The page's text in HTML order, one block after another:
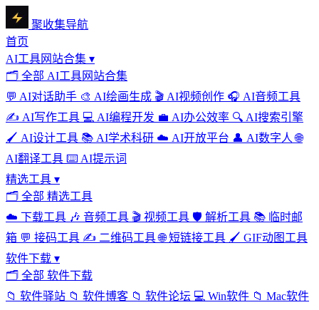
聚收集导航
首页
AI工具网站合集 ▾
🗂 全部 AI工具网站合集
💬 AI对话助手 🎨 AI绘画生成 🎬 AI视频创作 🎧 AI音频工具
✍️ AI写作工具 💻 AI编程开发 💼 AI办公效率 🔍 AI搜索引擎
🖌️ AI设计工具 📚 AI学术科研 ☁️ AI开放平台 👤 AI数字人 🌐
AI翻译工具 ⌨️ AI提示词
精选工具 ▾
🗂 全部 精选工具
☁️ 下载工具 🎶 音频工具 🎬 视频工具 🛡️ 解析工具 📚 临时邮
箱 💬 接码工具 ✍️ 二维码工具 🌐 短链接工具 🖌️ GIF动图工具
软件下载 ▾
🗂 全部 软件下载
📁 软件驿站 📁 软件博客 📁 软件论坛 💻 Win软件 📁 Mac软件